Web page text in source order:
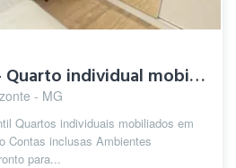
HyHaus Coliving - Quarto individual mobiliado
- MG
Quartos individuais mobiliados em
Contas inclusas Ambientes
para...